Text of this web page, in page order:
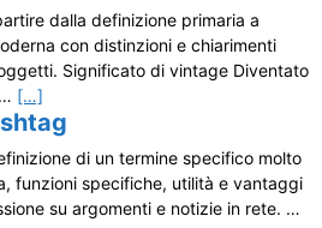
dalla definizione primaria a
con distinzioni e chiarimenti
Significato di vintage Diventato
[…]
di un termine specifico molto
funzioni specifiche, utilità e vantaggi
su argomenti e notizie in rete. …